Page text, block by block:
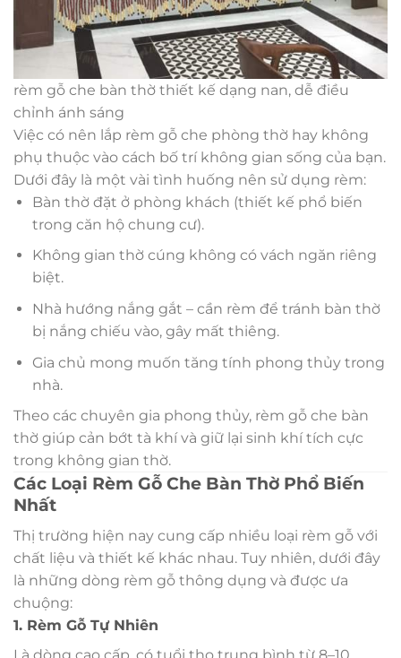
rèm gỗ che bàn thờ thiết kế dạng nan, dễ điều
chỉnh ánh sáng
Việc có nên lắp rèm gỗ che phòng thờ hay không
phụ thuộc vào cách bố trí không gian sống của bạn.
Dưới đây là một vài tình huống nên sử dụng rèm:
Bàn thờ đặt ở phòng khách (thiết kế phổ biến
trong căn hộ chung cư).
Không gian thờ cúng không có vách ngăn riêng
biệt.
Nhà hướng nắng gắt – cần rèm để tránh bàn thờ
bị nắng chiếu vào, gây mất thiêng.
Gia chủ mong muốn tăng tính phong thủy trong
nhà.
Theo các chuyên gia phong thủy, rèm gỗ che bàn
thờ giúp cản bớt tà khí và giữ lại sinh khí tích cực
trong không gian thờ.
Các Loại Rèm Gỗ Che Bàn Thờ Phổ Biến
Nhất
Thị trường hiện nay cung cấp nhiều loại rèm gỗ với
chất liệu và thiết kế khác nhau. Tuy nhiên, dưới đây
là những dòng rèm gỗ thông dụng và được ưa
chuộng:
1. Rèm Gỗ Tự Nhiên